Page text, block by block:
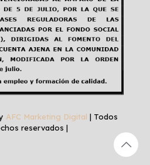
AFC Marketing Digital | Todos
reservados |